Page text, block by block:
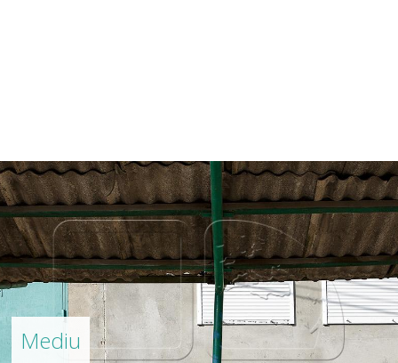
Mediu